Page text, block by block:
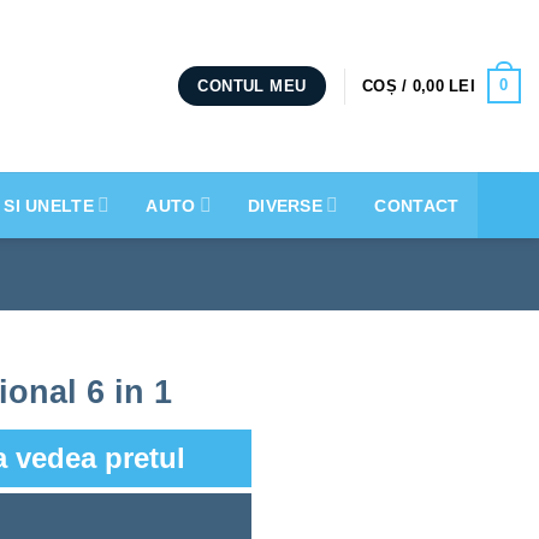
CONTUL MEU COȘ / 0,00LEI 0
UNELTE AUTO DIVERSE CONTACT
6 in 1
vedea pretul